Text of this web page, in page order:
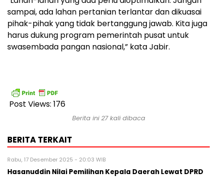
sampai, ada lahan pertanian terlantar dan dikuasai
pihak-pihak yang tidak bertanggung jawab. Kita juga
harus dukung program pemerintah pusat untuk
swasembada pangan nasional,” kata Jabir.
Post Views: 176
Berita ini 27 kali dibaca
BERITA TERKAIT
Rabu, 17 Desember 2025 - 20:03 WIB
Hasanuddin Nilai Pemilihan Kepala Daerah Lewat DPRD